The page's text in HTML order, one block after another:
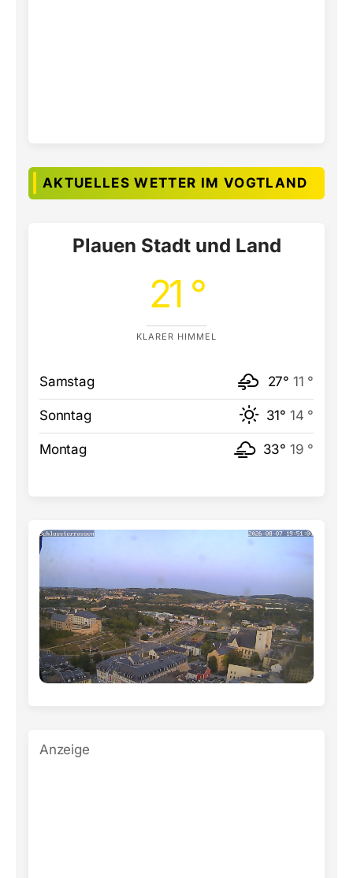
AKTUELLES WETTER IM VOGTLAND
Plauen Stadt und Land
21 °
KLARER HIMMEL
Samstag 27° 11 °
Sonntag 31° 14 °
Montag 33° 19 °
Anzeige